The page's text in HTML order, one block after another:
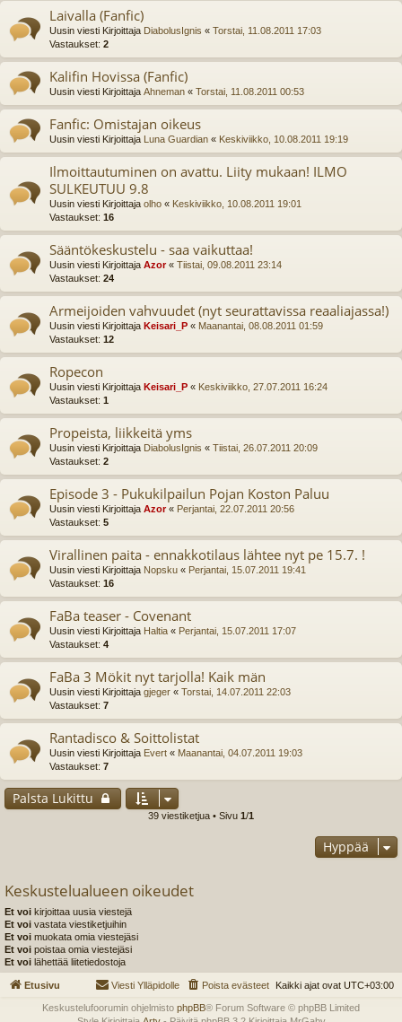
Laivalla (Fanfic)
Uusin viesti Kirjoittaja DiabolusIgnis « Torstai, 11.08.2011 17:03
Vastaukset: 2
Kalifin Hovissa (Fanfic)
Uusin viesti Kirjoittaja Ahneman « Torstai, 11.08.2011 00:53
Fanfic: Omistajan oikeus
Uusin viesti Kirjoittaja Luna Guardian « Keskiviikko, 10.08.2011 19:19
Ilmoittautuminen on avattu. Liity mukaan! ILMO
SULKEUTUU 9.8
Uusin viesti Kirjoittaja olho « Keskiviikko, 10.08.2011 19:01
Vastaukset: 16
Sääntökeskustelu - saa vaikuttaa!
Uusin viesti Kirjoittaja Azor« Tiistai, 09.08.2011 23:14
Vastaukset: 24
Armeijoiden vahvuudet (nyt seurattavissa reaaliajassa!)
Uusin viesti Kirjoittaja Keisari_P « Maanantai, 08.08.2011 01:59
Vastaukset: 12
Ropecon
Uusin viesti Kirjoittaja Keisari_P « Keskiviikko, 27.07.2011 16:24
Vastaukset: 1
Propeista, liikkeitä yms
Uusin viesti Kirjoittaja DiabolusIgnis « Tiistai, 26.07.2011 20:09
Vastaukset: 2
Episode 3 - Pukukilpailun Pojan Koston Paluu
Uusin viesti Kirjoittaja Azor« Perjantai, 22.07.2011 20:56
Vastaukset: 5
Virallinen paita - ennakkotilaus lähtee nyt pe 15.7. !
Uusin viesti Kirjoittaja Nopsku « Perjantai, 15.07.2011 19:41
Vastaukset: 16
FaBa teaser - Covenant
Uusin viesti Kirjoittaja Haltia « Perjantai, 15.07.2011 17:07
Vastaukset: 4
FaBa 3 Mökit nyt tarjolla! Kaik män
Uusin viesti Kirjoittaja gjeger « Torstai, 14.07.2011 22:03
Vastaukset: 7
Rantadisco & Soittolistat
Uusin viesti Kirjoittaja Evert « Maanantai, 04.07.2011 19:03
Vastaukset: 7
Palsta Lukittu
39 viestiketjua • Sivu 1/1
Hyppää
Keskustelualueen oikeudet
Et voi kirjoittaa uusia viestejä
Et voi vastata viestiketjuihin
Et voi muokata omia viestejäsi
Et voi poistaa omia viestejäsi
Et voi lähettää liitetiedostoja
Etusivu Kaikki ajat ovat UTC+03:00
Poista evästeet
Viesti Ylläpidolle
Keskustelufoorumin ohjelmisto phpBB® Forum Software © phpBB Limited